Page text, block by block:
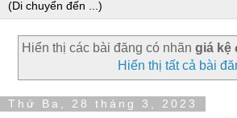
Hiển thị các bài đăng có nhãn giá kệ
Hiển thị tất cả bài
Thứ Ba, 28 tháng 3, 2023